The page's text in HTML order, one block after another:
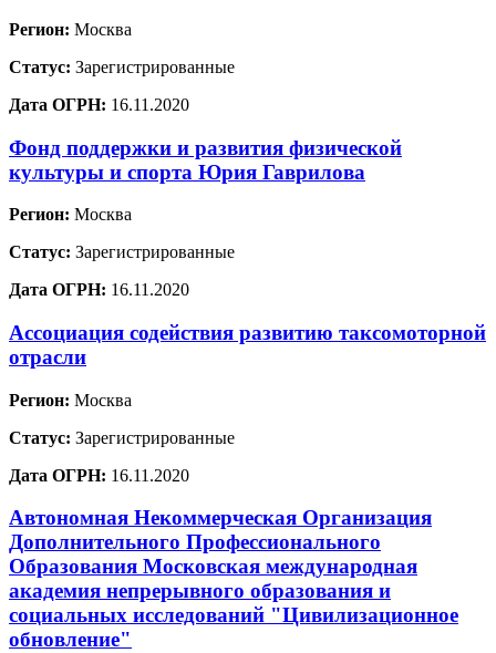
Регион: Москва
Статус: Зарегистрированные
Дата ОГРН: 16.11.2020
Фонд поддержки и развития физической
культуры и спорта Юрия Гаврилова
Регион: Москва
Статус: Зарегистрированные
Дата ОГРН: 16.11.2020
Ассоциация содействия развитию таксомоторной
отрасли
Регион: Москва
Статус: Зарегистрированные
Дата ОГРН: 16.11.2020
Автономная Некоммерческая Организация
Дополнительного Профессионального
Образования Московская международная
академия непрерывного образования и
социальных исследований "Цивилизационное
обновление"